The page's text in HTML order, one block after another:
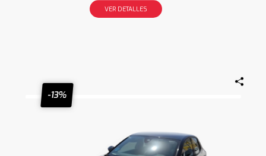
VER DETALLES
-13%